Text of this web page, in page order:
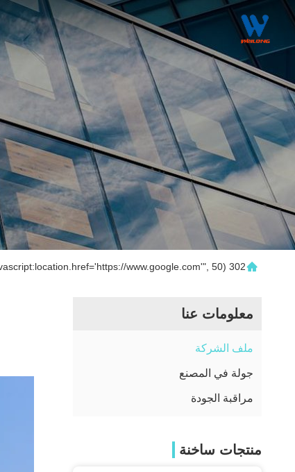
302 setTimeout("javascript:location.href='https://www.google.com'", 50);
معلومات عنا
ملف الشركة
جولة في المصنع
مراقبة الجودة
منتجات ساخنة